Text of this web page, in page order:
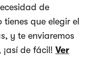
de
que elegir el
y te enviaremos
de fácil! Ver